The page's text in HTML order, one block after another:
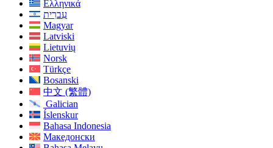
Ελληνικά
עִברִית
Magyar
Latviski
Lietuvių
Norsk
Türkçe
Bosanski
中文 (繁體)
Galician
Íslenskur
Bahasa Indonesia
Македонски